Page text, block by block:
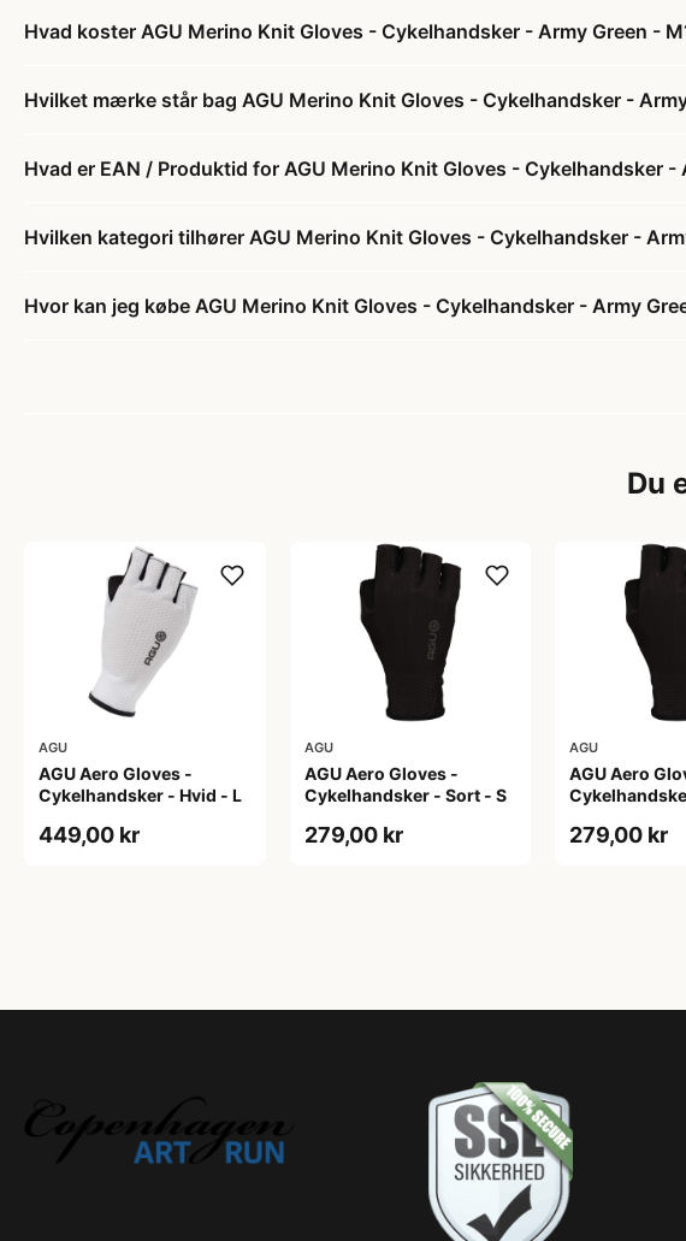
Hvad koster AGU Merino Knit Gloves - Cykelhandsker - Army Green -
Hvilket mærke står bag AGU Merino Knit Gloves - Cykelhandsker -
Hvad er EAN / Produktid for AGU Merino Knit Gloves - Cykelhandsker -
Hvilken kategori tilhører AGU Merino Knit Gloves - Cykelhandsker -
Hvor kan jeg købe AGU Merino Knit Gloves - Cykelhandsker - Army
Du
AGU
AGU Aero Gloves -
Cykelhandsker - Hvid - L
449,00 kr
AGU
AGU Aero Gloves -
Cykelhandsker - Sort - S
279,00 kr
AGU
AGU Aero
279,00 kr